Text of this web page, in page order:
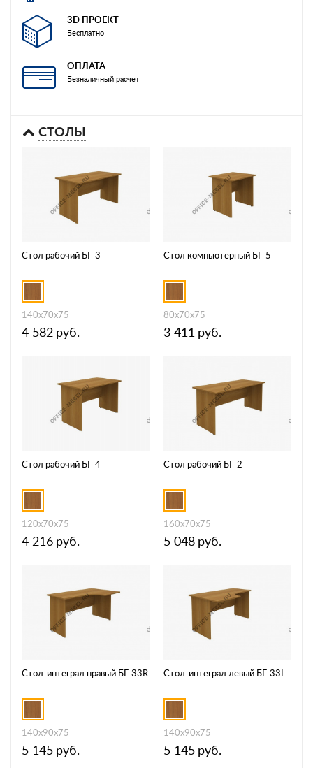
3D ПРОЕКТ
Бесплатно
ОПЛАТА
Безналичный расчет
СТОЛЫ
Стол рабочий БГ-3
140x70x75
4 582 руб.
Стол компьютерный БГ-5
80x70x75
3 411 руб.
Стол рабочий БГ-4
120x70x75
4 216 руб.
Стол рабочий БГ-2
160x70x75
5 048 руб.
Стол-интеграл правый БГ-33R
140x90x75
5 145 руб.
Стол-интеграл левый БГ-33L
140x90x75
5 145 руб.